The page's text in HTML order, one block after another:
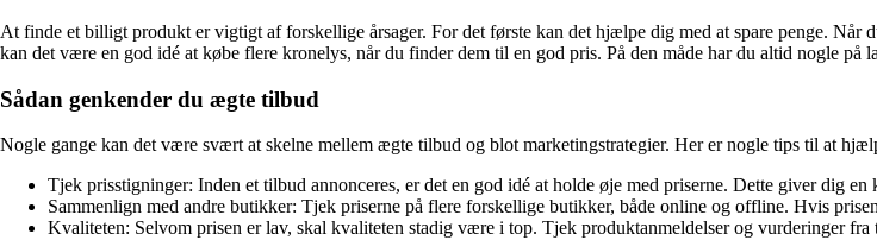
At finde et billigt produkt er vigtigt af forskellige årsager. For det første kan det hjælpe dig med at spare penge.
kan det være en god idé at købe flere kronelys, når du finder dem til en god pris. På den måde har du altid nogle på
Sådan genkender du ægte tilbud
Nogle gange kan det være svært at skelne mellem ægte tilbud og blot marketingstrategier. Her er nogle tips til at
Tjek prisstigninger: Inden et tilbud annonceres, er det en god idé at holde øje med priserne. Dette giver dig
Sammenlign med andre butikker: Tjek priserne på flere forskellige butikker, både online og offline. Hvis
Kvaliteten: Selvom prisen er lav, skal kvaliteten stadig være i top. Tjek produktanmeldelser og vurderinger